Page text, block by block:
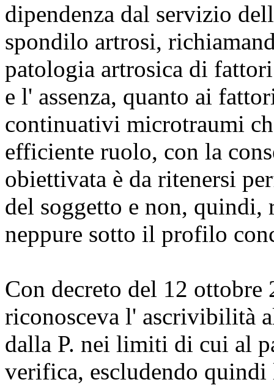
dipendenza dal servizio
spondilo artrosi,
patologia artrosica di
e l' assenza, quanto ai
continuativi microtraumi
efficiente ruolo, con la
obiettivata è da ritenersi
del soggetto e non,
neppure sotto il profilo
Con decreto del 12
riconosceva l' ascrivibilità
dalla P. nei limiti di cui al
verifica, escludendo